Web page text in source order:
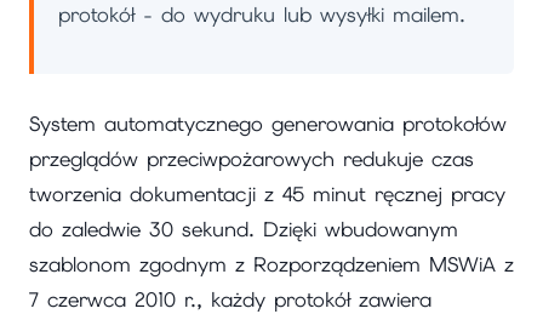
protokół - do wydruku lub wysyłki mailem.
System automatycznego generowania protokołów
przeglądów przeciwpożarowych redukuje czas
tworzenia dokumentacji z 45 minut ręcznej pracy
do zaledwie 30 sekund. Dzięki wbudowanym
szablonom zgodnym z Rozporządzeniem MSWiA z
7 czerwca 2010 r., każdy protokół zawiera